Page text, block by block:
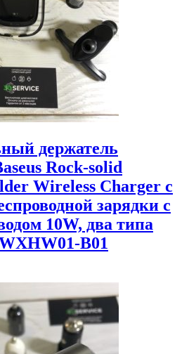
держатель
Rock-solid
Wireless Charger с
зарядки с
10W, два типа
B01